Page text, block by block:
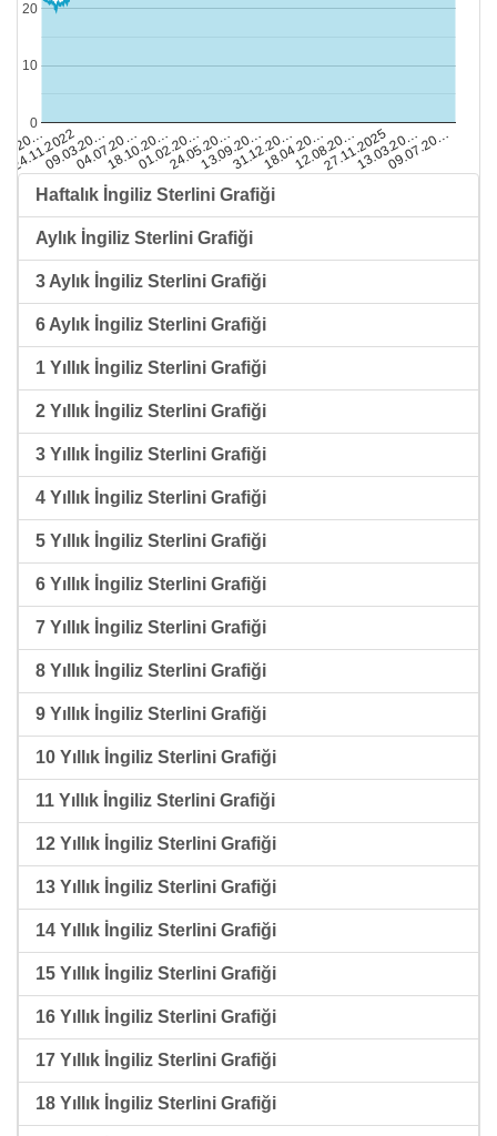
24.11.2022
09.03.20…04.07.20…18.10.20…01.02.20…24.05.20…13.09.20…31.12.20…18.04.20…12.08.20…
27.11.2025
13.03.20…09.07.20…
0
10
20
Haftalık İngiliz Sterlini Grafiği
Aylık İngiliz Sterlini Grafiği
3 Aylık İngiliz Sterlini Grafiği
6 Aylık İngiliz Sterlini Grafiği
1 Yıllık İngiliz Sterlini Grafiği
2 Yıllık İngiliz Sterlini Grafiği
3 Yıllık İngiliz Sterlini Grafiği
4 Yıllık İngiliz Sterlini Grafiği
5 Yıllık İngiliz Sterlini Grafiği
6 Yıllık İngiliz Sterlini Grafiği
7 Yıllık İngiliz Sterlini Grafiği
8 Yıllık İngiliz Sterlini Grafiği
9 Yıllık İngiliz Sterlini Grafiği
10 Yıllık İngiliz Sterlini Grafiği
11 Yıllık İngiliz Sterlini Grafiği
12 Yıllık İngiliz Sterlini Grafiği
13 Yıllık İngiliz Sterlini Grafiği
14 Yıllık İngiliz Sterlini Grafiği
15 Yıllık İngiliz Sterlini Grafiği
16 Yıllık İngiliz Sterlini Grafiği
17 Yıllık İngiliz Sterlini Grafiği
18 Yıllık İngiliz Sterlini Grafiği